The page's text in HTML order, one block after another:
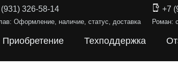
326-58-14
Оформление, наличие, статус, доставка
+7
Роман:
Приобретение Техподдержка